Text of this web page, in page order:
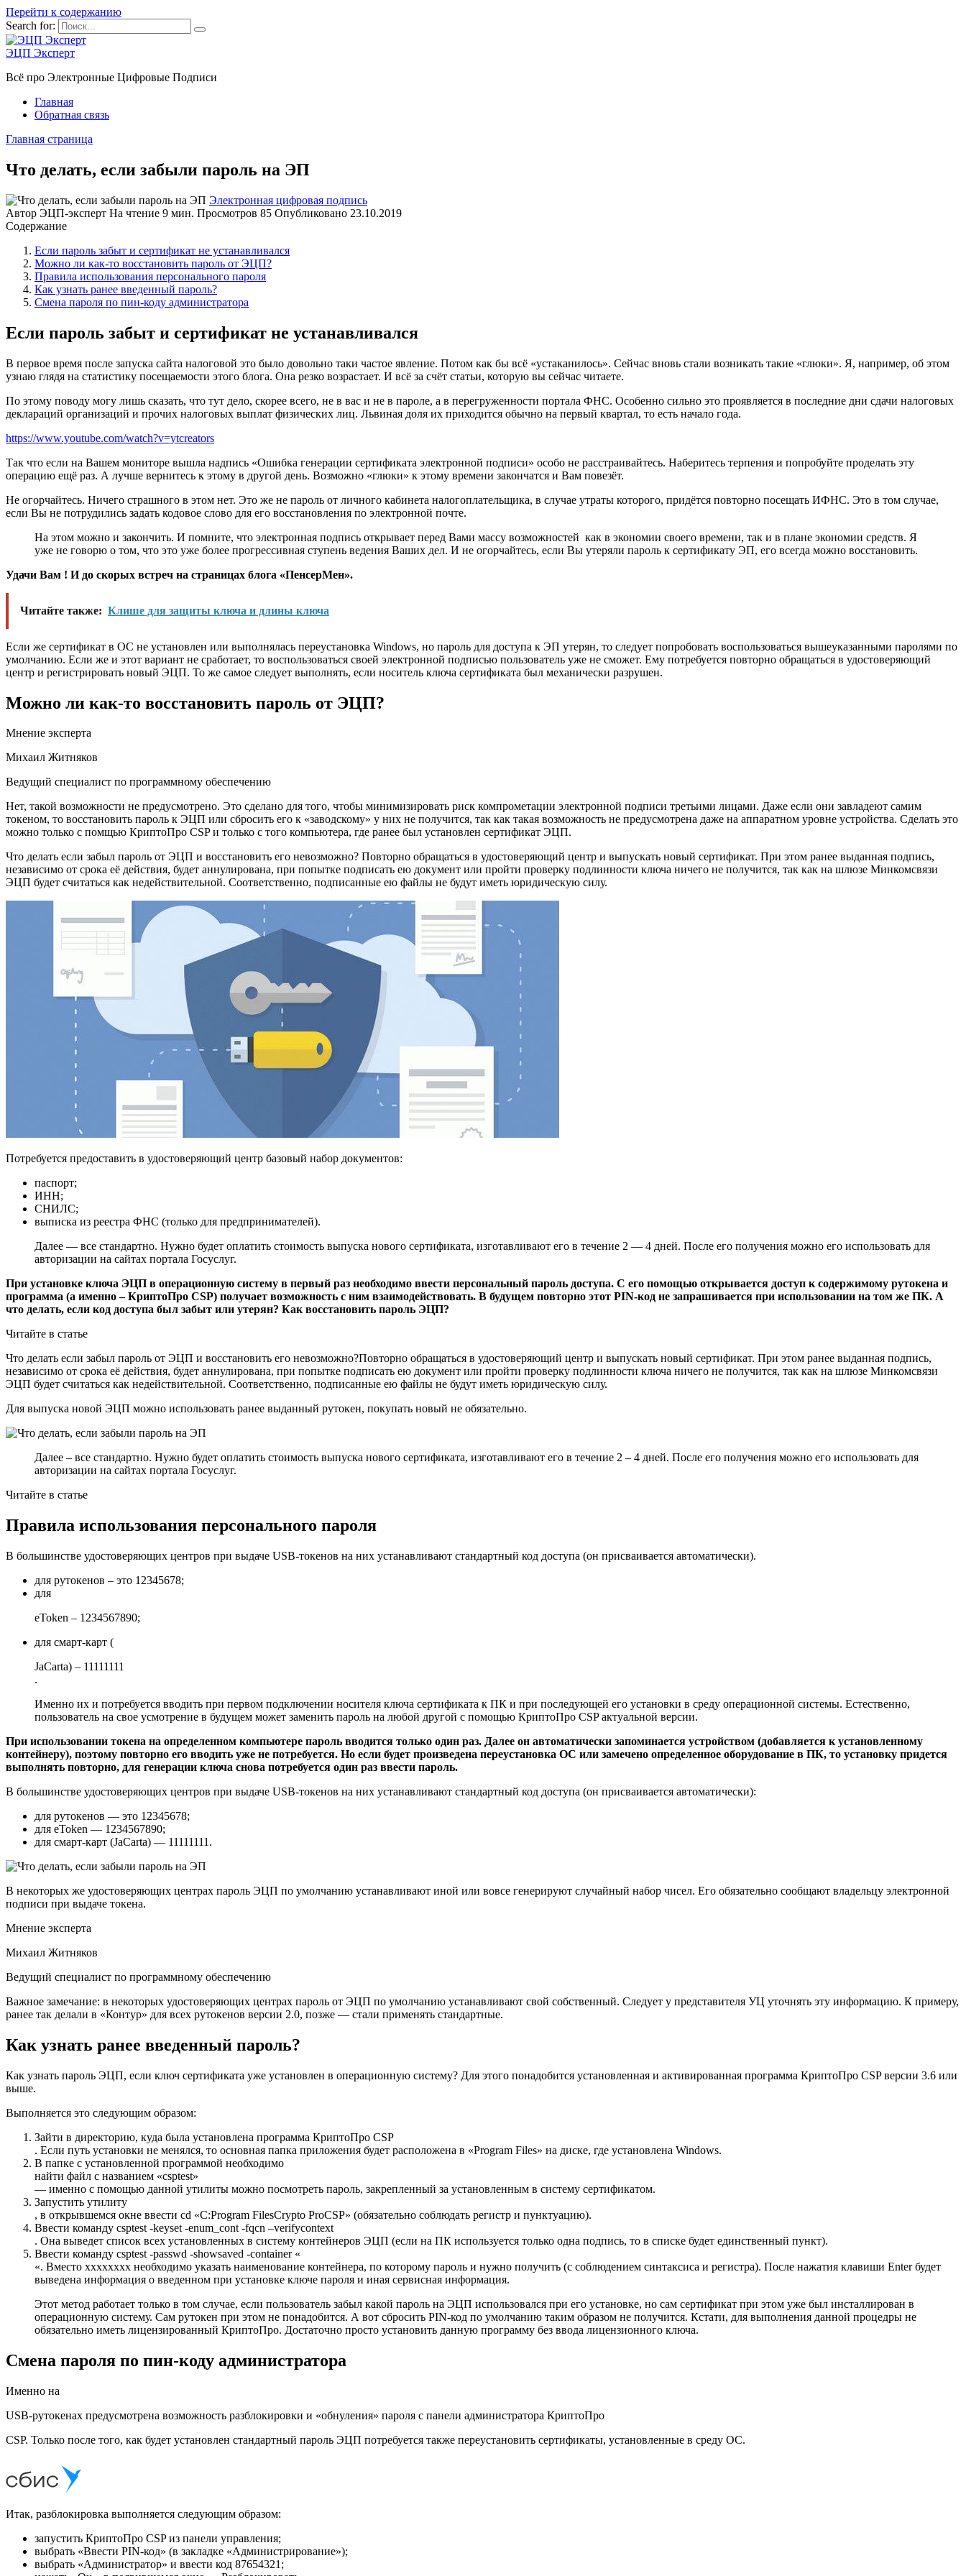
Перейти к содержанию
Search for:
ЭЦП Эксперт
Всё про Электронные Цифровые Подписи
Главная
Обратная связь
Главная страница
Что делать, если забыли пароль на ЭП
Электронная цифровая подпись
Автор ЭЦП-эксперт На чтение 9 мин. Просмотров 85 Опубликовано 23.10.2019
Содержание
Если пароль забыт и сертификат не устанавливался
Можно ли как-то восстановить пароль от ЭЦП?
Правила использования персонального пароля
Как узнать ранее введенный пароль?
Смена пароля по пин-коду администратора
Если пароль забыт и сертификат не устанавливался
В первое время после запуска сайта налоговой это было довольно таки частое явление. Потом как бы всё «устаканилось». Сейчас вновь стали возникать такие «глюки». Я, например, об этом
узнаю глядя на статистику посещаемости этого блога. Она резко возрастает. И всё за счёт статьи, которую вы сейчас читаете.
По этому поводу могу лишь сказать, что тут дело, скорее всего, не в вас и не в пароле, а в перегруженности портала ФНС. Особенно сильно это проявляется в последние дни сдачи налоговых
деклараций организаций и прочих налоговых выплат физических лиц. Львиная доля их приходится обычно на первый квартал, то есть начало года.
https://www.youtube.com/watch?v=ytcreators
Так что если на Вашем мониторе вышла надпись «Ошибка генерации сертификата электронной подписи» особо не расстраивайтесь. Наберитесь терпения и попробуйте проделать эту
операцию ещё раз. А лучше вернитесь к этому в другой день. Возможно «глюки» к этому времени закончатся и Вам повезёт.
Не огорчайтесь. Ничего страшного в этом нет. Это же не пароль от личного кабинета налогоплательщика, в случае утраты которого, придётся повторно посещать ИФНС. Это в том случае,
если Вы не потрудились задать кодовое слово для его восстановления по электронной почте.
На этом можно и закончить. И помните, что электронная подпись открывает перед Вами массу возможностей как в экономии своего времени, так и в плане экономии средств. Я
уже не говорю о том, что это уже более прогрессивная ступень ведения Ваших дел. И не огорчайтесь, если Вы утеряли пароль к сертификату ЭП, его всегда можно восстановить.
Удачи Вам ! И до скорых встреч на страницах блога «ПенсерМен».
Читайте также: Клише для защиты ключа и длины ключа
Если же сертификат в ОС не установлен или выполнялась переустановка Windows, но пароль для доступа к ЭП утерян, то следует попробовать воспользоваться вышеуказанными паролями по
умолчанию. Если же и этот вариант не сработает, то воспользоваться своей электронной подписью пользователь уже не сможет. Ему потребуется повторно обращаться в удостоверяющий
центр и регистрировать новый ЭЦП. То же самое следует выполнять, если носитель ключа сертификата был механически разрушен.
Можно ли как-то восстановить пароль от ЭЦП?
Мнение эксперта
Михаил Житняков
Ведущий специалист по программному обеспечению
Нет, такой возможности не предусмотрено. Это сделано для того, чтобы минимизировать риск компрометации электронной подписи третьими лицами. Даже если они завладеют самим
токеном, то восстановить пароль к ЭЦП или сбросить его к «заводскому» у них не получится, так как такая возможность не предусмотрена даже на аппаратном уровне устройства. Сделать это
можно только с помщью КриптоПро CSP и только с того компьютера, где ранее был установлен сертификат ЭЦП.
Что делать если забыл пароль от ЭЦП и восстановить его невозможно? Повторно обращаться в удостоверяющий центр и выпускать новый сертификат. При этом ранее выданная подпись,
независимо от срока её действия, будет аннулирована, при попытке подписать ею документ или пройти проверку подлинности ключа ничего не получится, так как на шлюзе Минкомсвязи
ЭЦП будет считаться как недействительной. Соответственно, подписанные ею файлы не будут иметь юридическую силу.
Потребуется предоставить в удостоверяющий центр базовый набор документов:
паспорт;
ИНН;
СНИЛС;
выписка из реестра ФНС (только для предпринимателей).
Далее — все стандартно. Нужно будет оплатить стоимость выпуска нового сертификата, изготавливают его в течение 2 — 4 дней. После его получения можно его использовать для
авторизации на сайтах портала Госуслуг.
При установке ключа ЭЦП в операционную систему в первый раз необходимо ввести персональный пароль доступа. С его помощью открывается доступ к содержимому рутокена и
программа (а именно – КриптоПро CSP) получает возможность с ним взаимодействовать. В будущем повторно этот PIN-код не запрашивается при использовании на том же ПК. А
что делать, если код доступа был забыт или утерян? Как восстановить пароль ЭЦП?
Читайте в статье
Что делать если забыл пароль от ЭЦП и восстановить его невозможно?Повторно обращаться в удостоверяющий центр и выпускать новый сертификат. При этом ранее выданная подпись,
независимо от срока её действия, будет аннулирована, при попытке подписать ею документ или пройти проверку подлинности ключа ничего не получится, так как на шлюзе Минкомсвязи
ЭЦП будет считаться как недействительной. Соответственно, подписанные ею файлы не будут иметь юридическую силу.
Для выпуска новой ЭЦП можно использовать ранее выданный рутокен, покупать новый не обязательно.
Далее – все стандартно. Нужно будет оплатить стоимость выпуска нового сертификата, изготавливают его в течение 2 – 4 дней. После его получения можно его использовать для
авторизации на сайтах портала Госуслуг.
Читайте в статье
Правила использования персонального пароля
В большинстве удостоверяющих центров при выдаче USB-токенов на них устанавливают стандартный код доступа (он присваивается автоматически).
для рутокенов – это 12345678;
для
eToken – 1234567890;
для смарт-карт (
JaCarta) – 11111111
.
Именно их и потребуется вводить при первом подключении носителя ключа сертификата к ПК и при последующей его установки в среду операционной системы. Естественно,
пользователь на свое усмотрение в будущем может заменить пароль на любой другой с помощью КриптоПро CSP актуальной версии.
При использовании токена на определенном компьютере пароль вводится только один раз. Далее он автоматически запоминается устройством (добавляется к установленному
контейнеру), поэтому повторно его вводить уже не потребуется. Но если будет произведена переустановка ОС или замечено определенное оборудование в ПК, то установку придется
выполнять повторно, для генерации ключа снова потребуется один раз ввести пароль.
В большинстве удостоверяющих центров при выдаче USB-токенов на них устанавливают стандартный код доступа (он присваивается автоматически):
для рутокенов — это 12345678;
для eToken — 1234567890;
для смарт-карт (JaCarta) — 11111111.
В некоторых же удостоверяющих центрах пароль ЭЦП по умолчанию устанавливают иной или вовсе генерируют случайный набор чисел. Его обязательно сообщают владельцу электронной
подписи при выдаче токена.
Мнение эксперта
Михаил Житняков
Ведущий специалист по программному обеспечению
Важное замечание: в некоторых удостоверяющих центрах пароль от ЭЦП по умолчанию устанавливают свой собственный. Следует у представителя УЦ уточнять эту информацию. К примеру,
ранее так делали в «Контур» для всех рутокенов версии 2.0, позже — стали применять стандартные.
Как узнать ранее введенный пароль?
Как узнать пароль ЭЦП, если ключ сертификата уже установлен в операционную систему? Для этого понадобится установленная и активированная программа КриптоПро CSP версии 3.6 или
выше.
Выполняется это следующим образом:
Зайти в директорию, куда была установлена программа КриптоПро CSP
. Если путь установки не менялся, то основная папка приложения будет расположена в «Program Files» на диске, где установлена Windows.
В папке с установленной программой необходимо
найти файл с названием «csptest»
— именно с помощью данной утилиты можно посмотреть пароль, закрепленный за установленным в систему сертификатом.
Запустить утилиту
, в открывшемся окне ввести cd «C:Program FilesCrypto ProCSP» (обязательно соблюдать регистр и пунктуацию).
Ввести команду csptest -keyset -enum_cont -fqcn –verifycontext
. Она выведет список всех установленных в систему контейнеров ЭЦП (если на ПК используется только одна подпись, то в списке будет единственный пункт).
Ввести команду csptest -passwd -showsaved -container «
«. Вместо xxxxxxxx необходимо указать наименование контейнера, по которому пароль и нужно получить (с соблюдением синтаксиса и регистра). После нажатия клавиши Enter будет
выведена информация о введенном при установке ключе пароля и иная сервисная информация.
Этот метод работает только в том случае, если пользователь забыл какой пароль на ЭЦП использовался при его установке, но сам сертификат при этом уже был инсталлирован в
операционную систему. Сам рутокен при этом не понадобится. А вот сбросить PIN-код по умолчанию таким образом не получится. Кстати, для выполнения данной процедры не
обязательно иметь лицензированный КриптоПро. Достаточно просто установить данную программу без ввода лицензионного ключа.
Смена пароля по пин-коду администратора
Именно на
USB-рутокенах предусмотрена возможность разблокировки и «обнуления» пароля с панели администратора КриптоПро
CSP. Только после того, как будет установлен стандартный пароль ЭЦП потребуется также переустановить сертификаты, установленные в среду ОС.
Итак, разблокировка выполняется следующим образом:
запустить КриптоПро CSP из панели управления;
выбрать «Ввести PIN-код» (в закладке «Администрирование»);
выбрать «Администратор» и ввести код 87654321;